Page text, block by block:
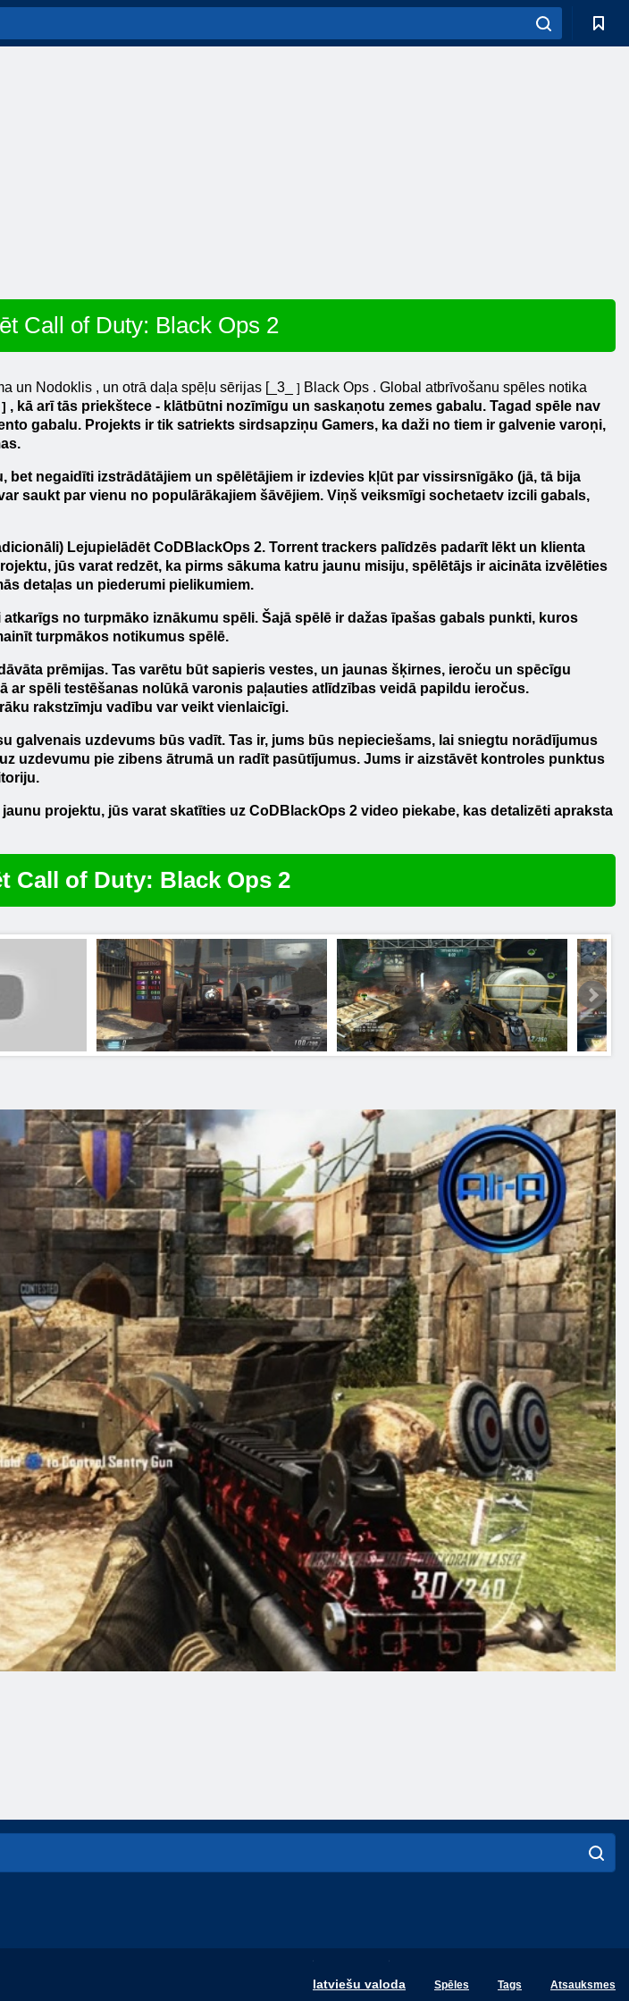
Call of Duty: Black Ops 2
un Nodoklis , un otrā daļa spēļu sērijas [_3_ ] Black Ops . Global atbrīvošanu spēles notika
, kā arī tās priekštece - klātbūtni nozīmīgu un saskaņotu zemes gabalu. Tagad spēle nav
gabalu. Projekts ir tik satriekts sirdsapziņu Gamers, ka daži no tiem ir galvenie varoņi,
bet negaidīti izstrādātājiem un spēlētājiem ir izdevies kļūt par vissirsnīgāko (jā, tā bija
saukt par vienu no populārākajiem šāvējiem. Viņš veiksmīgi sochetaetv izcili gabals,
Lejupielādēt CoD BlackOps 2. Torrent trackers palīdzēs padarīt lēkt un klienta
jūs varat redzēt, ka pirms sākuma katru jaunu misiju, spēlētājs ir aicināta izvēlēties
detaļas un piederumi pielikumiem.
no turpmāko iznākumu spēli. Šajā spēlē ir dažas īpašas gabals punkti, kuros
turpmākos notikumus spēlē.
prēmijas. Tas varētu būt sapieris vestes, un jaunas šķirnes, ieroču un spēcīgu
ar spēli testēšanas nolūkā varonis paļauties atlīdzības veidā papildu ieročus.
rakstzīmju vadību var veikt vienlaicīgi.
galvenais uzdevums būs vadīt. Tas ir, jums būs nepieciešams, lai sniegtu norādījumus
uzdevumu pie zibens ātrumā un radīt pasūtījumus. Jums ir aizstāvēt kontroles punktus
projektu, jūs varat skatīties uz CoD BlackOps 2 video piekabe, kas detalizēti apraksta
Call of Duty: Black Ops 2
latviešu valoda
English
Spēles Tags Atsauksmes